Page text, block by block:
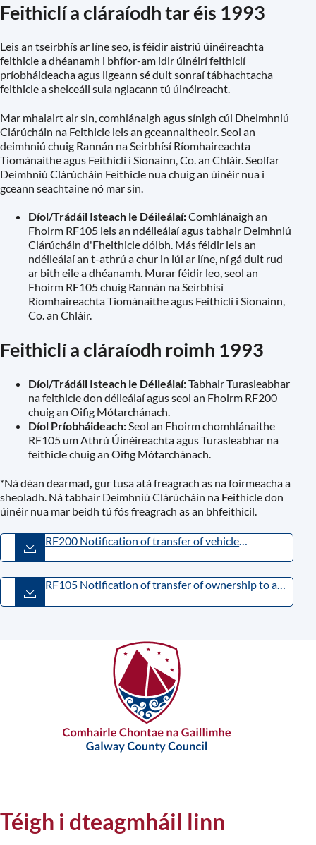
Feithiclí a cláraíodh tar éis 1993
Leis an tseirbhís ar líne seo, is féidir aistriú úinéireachta
feithicle a dhéanamh i bhfíor-am idir úinéirí feithiclí
príobháideacha agus ligeann sé duit sonraí tábhachtacha
feithicle a sheiceáil sula nglacann tú úinéireacht.
Mar mhalairt air sin, comhlánaigh agus sínigh cúl Dheimhniú
Clárúcháin na Feithicle leis an gceannaitheoir. Seol an
deimhniú chuig Rannán na Seirbhísí Ríomhaireachta
Tiománaithe agus Feithiclí i Sionainn, Co. an Chláir. Seolfar
Deimhniú Clárúcháin Feithicle nua chuig an úinéir nua i
gceann seachtaine nó mar sin.
Díol/Trádáil Isteach le Déileálaí:Comhlánaigh an
Fhoirm RF105 leis an ndéileálaí agus tabhair Deimhniú
Clárúcháin d'Fheithicle dóibh. Más féidir leis an
ndéileálaí an t-athrú a chur in iúl ar líne, ní gá duit rud
ar bith eile a dhéanamh. Murar féidir leo, seol an
Fhoirm RF105 chuig Rannán na Seirbhísí
Ríomhaireachta Tiománaithe agus Feithiclí i Sionainn,
Co. an Chláir.
Feithiclí a cláraíodh roimh 1993
Díol/Trádáil Isteach le Déileálaí:Tabhair Turasleabhar
na feithicle don déileálaí agus seol an Fhoirm RF200
chuig an Oifig Mótarchánach.
Díol Príobháideach:Seol an Fhoirm chomhlánaithe
RF105 um Athrú Úinéireachta agus Turasleabhar na
feithicle chuig an Oifig Mótarchánach.
*Ná déan dearmad, gur tusa atá freagrach as na foirmeacha a
sheoladh. Ná tabhair Deimhniú Clárúcháin na Feithicle don
úinéir nua mar beidh tú fós freagrach as an bhfeithicil.
RF200 Notification of transfer of vehicle
RF105 Notification of transfer of ownership to a
Téigh i dteagmháil linn